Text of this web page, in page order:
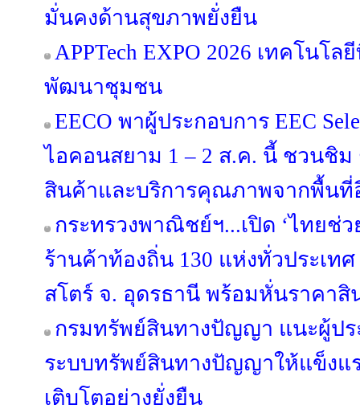
มั่นคงด้านสุขภาพยั่งยืน
APPTech EXPO 2026 เทคโนโล
พัฒนาชุมชน
EECO พาผู้ประกอบการ EEC
ไอคอนสยาม 1 – 2 ส.ค. นี้ ชวนชิ
สินค้าและบริการคุณภาพจากพื้นที่
กระทรวงพาณิชย์ฯ...เปิด ‘ไทยช่ว
ร้านค้าท้องถิ่น 130 แห่งทั่วประเทศ
สโตร์ จ. อุดรธานี พร้อมหั่นราคาสิ
กรมทรัพย์สินทางปัญญา แนะผู้ปร
ระบบทรัพย์สินทางปัญญาให้แข็งแ
เติบโตอย่างยั่งยืน